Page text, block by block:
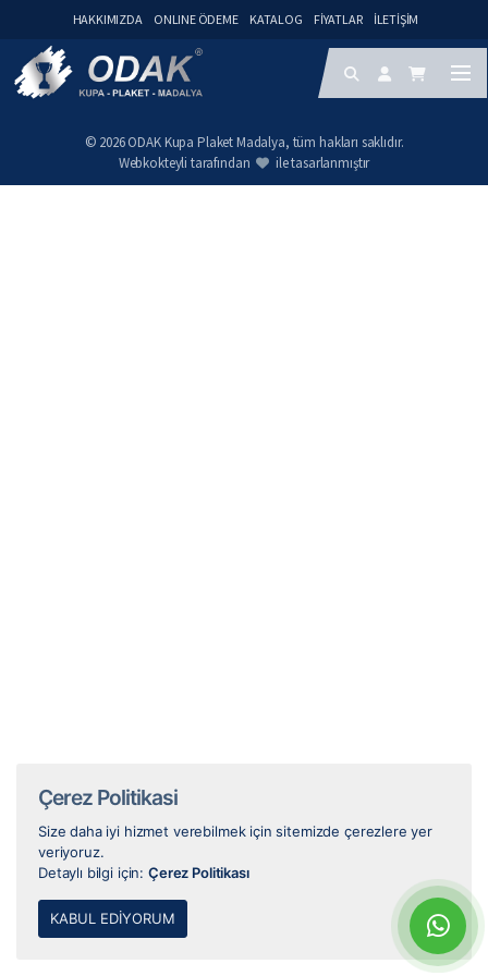
HAKKIMIZDA ONLINE ÖDEME KATALOG FIYATLAR İLETIŞIM
© 2026 ODAK Kupa Plaket Madalya, tüm hakları saklıdır.
Webkokteyli tarafından
ile tasarlanmıştır
Çerez Politikasi
Size daha iyi hizmet verebilmek için sitemizde çerezlere yer
veriyoruz.
Detaylı bilgi için: Çerez Politikası
KABUL EDIYORUM